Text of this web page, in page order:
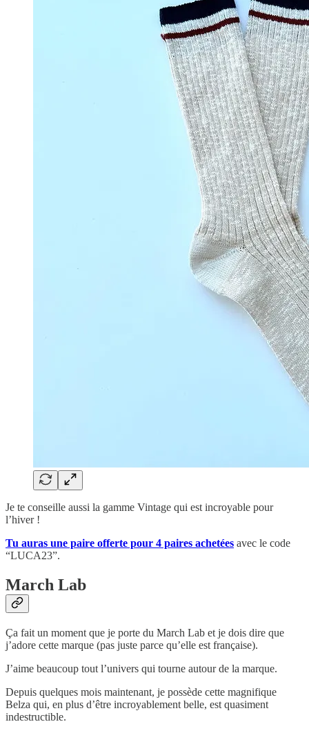
Je te conseille aussi la gamme Vintage qui est incroyable pour
l’hiver !
Tu auras une paire offerte pour 4 paires achetées avec le code
“LUCA23”.
March Lab
Ça fait un moment que je porte du March Lab et je dois dire que
j’adore cette marque (pas juste parce qu’elle est française).
J’aime beaucoup tout l’univers qui tourne autour de la marque.
Depuis quelques mois maintenant, je possède cette magnifique
Belza qui, en plus d’être incroyablement belle, est quasiment
indestructible.